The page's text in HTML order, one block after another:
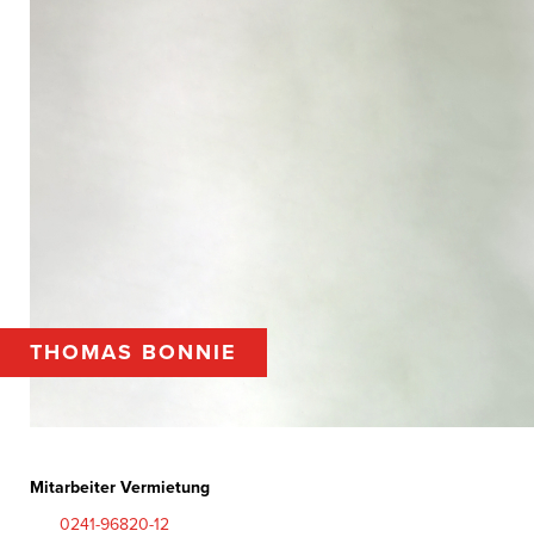
THOMAS BONNIE
Mitarbeiter Vermietung
0241-96820-12